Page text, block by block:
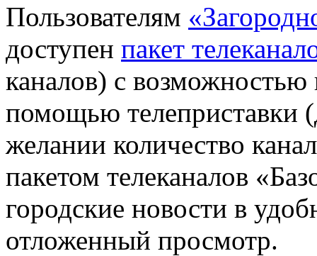
Пользователям
доступен пакет
каналов) с возможностью
помощью телеприставки
желании количество
пакетом телеканалов
городские новости в
отложенный просмотр.